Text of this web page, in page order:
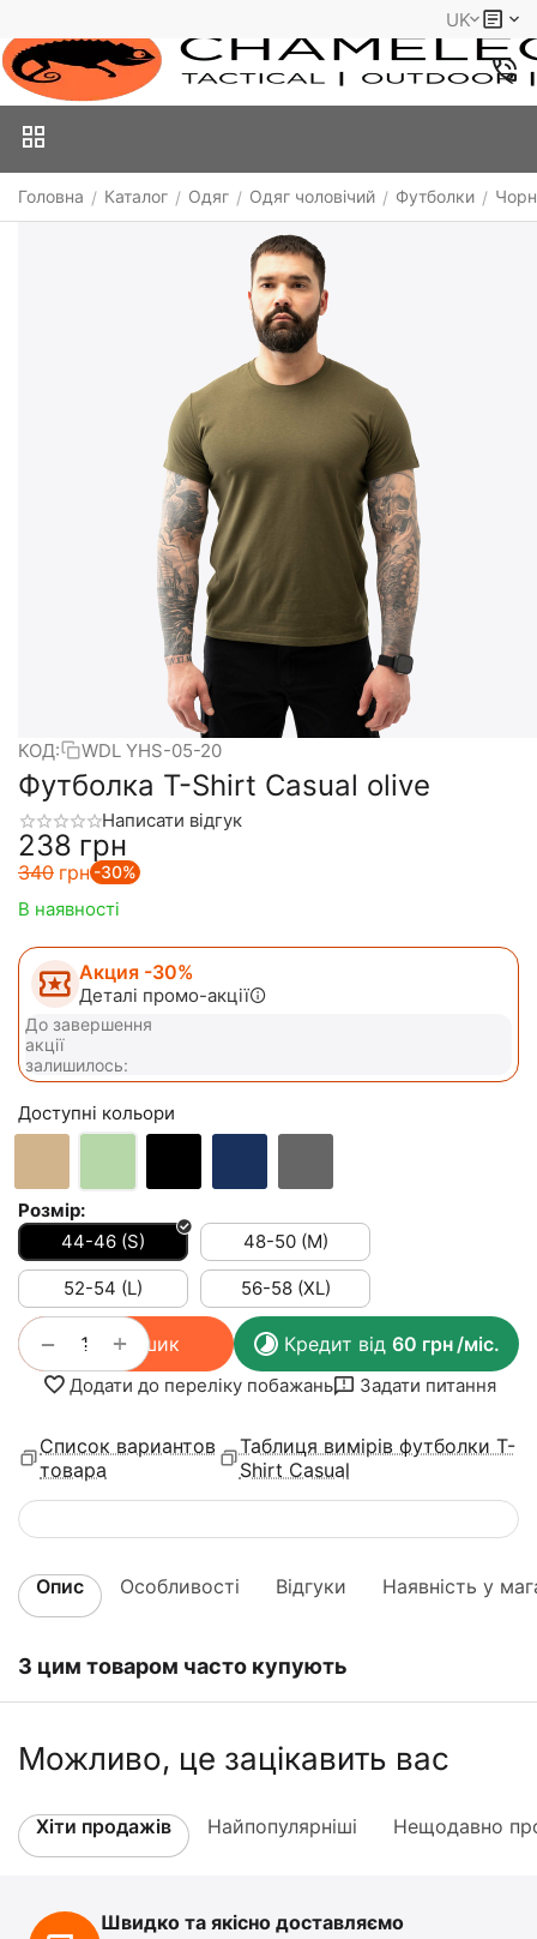
UK
Головна / Каталог / Одяг / Одяг чоловічий / Футболки /
КОД: WDL YHS-05-20
Футболка T-Shirt Casual olive
Написати відгук
‍238‍ грн
‍340‍ грн -30%
В наявності
Акция -30%
Деталі промо-акції
До завершення
акції
залишилось:
Доступні кольори
Розмір:
44-46 (S)
48-50 (M)
52-54 (L) 56-58 (XL)
+
− У кошик Кредит від 60 грн/міс.
Додати до переліку побажань Задати питання
Список вариантов
товара
Таблиця вимірів футболки T-
Shirt Casual
Опис Особливості Відгуки Наявність у
З цим товаром часто купують
Можливо, це зацікавить вас
Хіти продажів Найпопулярніші Нещодавно
Швидко та якісно доставляємо